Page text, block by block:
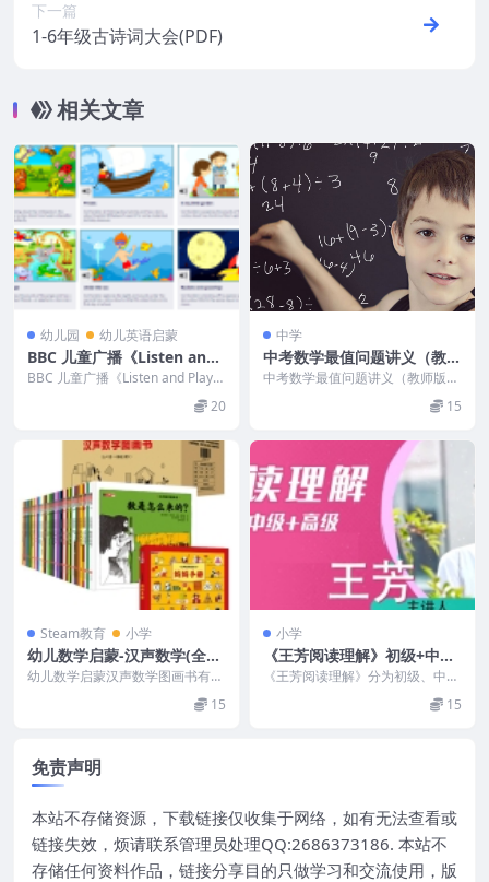
下一篇
1-6年级古诗词大会(PDF)
相关文章
幼儿园 幼儿英语启蒙
BBC 儿童广播《Listen and
Play》音频和PDF（歌谣歌
词、重点词汇、游戏指导）适
BBC 儿童广播《Listen and Play》
在英国是专门针对3-5岁儿童，...
20
中学
中考数学最值问题讲义（教师
版+学生版） word文档
中考数学最值问题讲义（教师版
+学生版） word文档 1 将军饮马
15
Steam教育 小学
幼儿数学启蒙-汉声数学(全套
高清41册)+妈妈手册PDF
幼儿数学启蒙汉声数学图画书有哪
些优势？ 我之前在网上看过一个
15
小学
《王芳阅读理解》初级+中级
+高级MP4视频课程
《王芳阅读理解》分为初级、中级
和高级三部，由畅销书作家王芳精
15
免责声明
本站不存储资源，下载链接仅收集于网络，如有无法查看或
链接失效，烦请联系管理员处理QQ:2686373186. 本站不
存储任何资料作品，链接分享目的只做学习和交流使用，版